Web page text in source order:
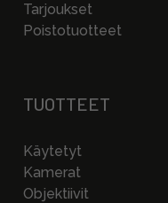
Tarjoukset
Poistotuotteet
TUOTTEET
Käytetyt
Kamerat
Objektiivit